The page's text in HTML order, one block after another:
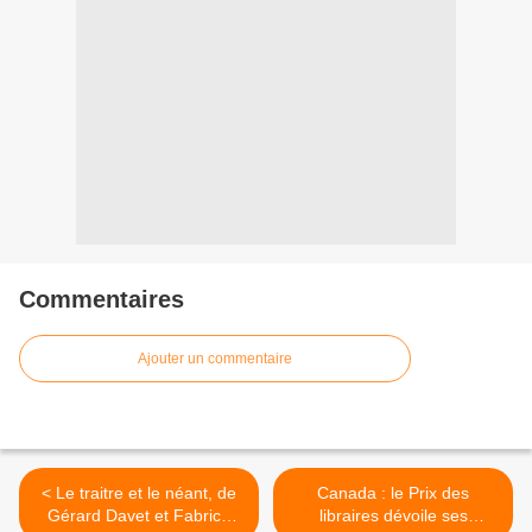
Commentaires
Ajouter un commentaire
< Le traitre et le néant, de
Gérard Davet et Fabrice
Canada : le Prix des
libraires dévoile ses